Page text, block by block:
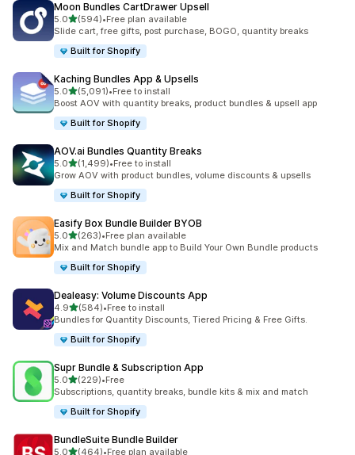
Moon Bundles CartDrawer Upsell
5.05つ星中
(594)
合計レビュー数：594件
•Free plan available
Slide cart, free gifts, post purchase, BOGO, quantity breaks
Built for Shopify
Kaching Bundles App & Upsells
5.05つ星中
(5,091)
合計レビュー数：5091件
•Free to install
Boost AOV with quantity breaks, product bundles & upsell app
Built for Shopify
AOV.ai Bundles Quantity Breaks
5.05つ星中
(1,499)
合計レビュー数：1499件
•Free to install
Grow AOV with product bundles, volume discounts & upsells
Built for Shopify
Easify Box Bundle Builder BYOB
5.05つ星中
(263)
合計レビュー数：263件
•Free plan available
Mix and Match bundle app to Build Your Own Bundle products
Built for Shopify
Dealeasy: Volume Discounts App
4.95つ星中
(584)
合計レビュー数：584件
•Free to install
Bundles for Quantity Discounts, Tiered Pricing & Free Gifts.
Built for Shopify
Supr Bundle & Subscription App
5.05つ星中
(229)
合計レビュー数：229件
•Free
Subscriptions, quantity breaks, bundle kits & mix and match
Built for Shopify
BundleSuite Bundle Builder
5.05つ星中
(464)•Free plan available